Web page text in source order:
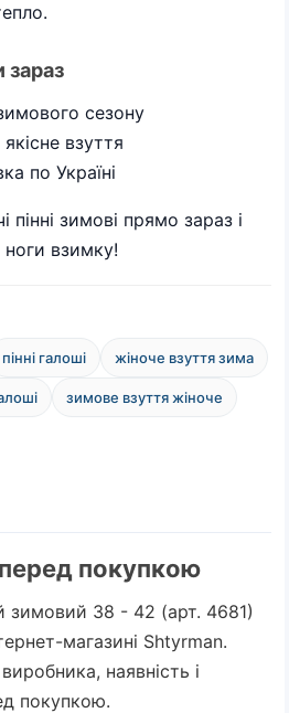
зараз
сезону
взуття
по Україні
пінні зимові прямо зараз і
ноги взимку!
пінні галоші жіноче взуття зима
зимове взуття жіноче
покупкою
зимовий 38 - 42 (арт. 4681)
магазині Shtyrman.
наявність і
покупкою.